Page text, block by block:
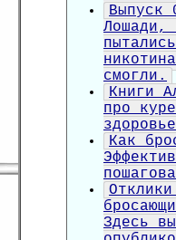
Выпуск
Лошади,
смогли.
Книги
про
здоровье
Как
Здесь